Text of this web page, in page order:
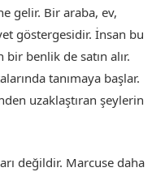
gelir. Bir araba, ev,
göstergesidir. İnsan bu
benlik de satın alır.
tanımaya başlar.
uzaklaştıran şeylerin
değildir. Marcuse daha